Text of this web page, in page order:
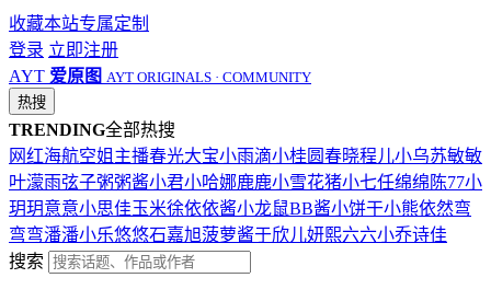
收藏本站专属定制
登录 立即注册
AYT 爱原图 AYT ORIGINALS · COMMUNITY
热搜
TRENDING全部热搜
网红海航空姐 主播春光大宝小雨滴小桂圆春晓程儿小乌苏敏敏
叶濛雨弦子粥粥酱小君小哈娜鹿鹿小雪花猪小七任绵绵 陈77小
玥玥意意小思佳玉米徐依依酱小龙鼠BB酱小饼干小熊依然弯
弯弯潘潘小乐悠悠石嘉旭菠萝酱于欣儿妍熙六六小乔诗佳
搜索